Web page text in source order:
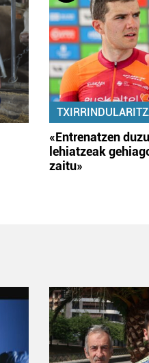
«Entrenatzen
lehiatzeak
zaitu»